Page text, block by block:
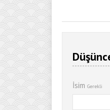
İsim Gerekli